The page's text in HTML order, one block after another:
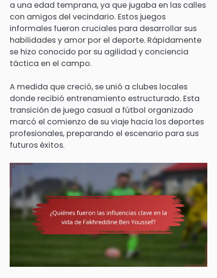
a una edad temprana, ya que jugaba en las calles
con amigos del vecindario. Estos juegos
informales fueron cruciales para desarrollar sus
habilidades y amor por el deporte. Rápidamente
se hizo conocido por su agilidad y conciencia
táctica en el campo.
A medida que creció, se unió a clubes locales
donde recibió entrenamiento estructurado. Esta
transición de juego casual a fútbol organizado
marcó el comienzo de su viaje hacia los deportes
profesionales, preparando el escenario para sus
futuros éxitos.